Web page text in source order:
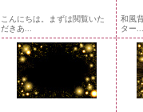
こんにちは。まずは閲覧いた
だきあ...
和風
ター...